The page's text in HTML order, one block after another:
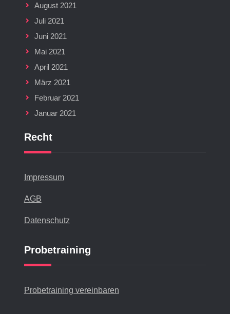
August 2021
Juli 2021
Juni 2021
Mai 2021
April 2021
März 2021
Februar 2021
Januar 2021
Recht
Impressum
AGB
Datenschutz
Probetraining
Probetraining vereinbaren